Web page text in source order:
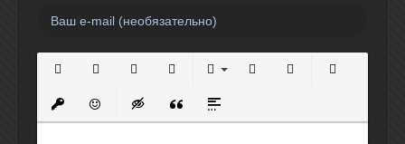
Вставить защищенную ссылку
Вставить смайлик
Вставка скрытого текста
Вставка цитаты
Вставка спойлера